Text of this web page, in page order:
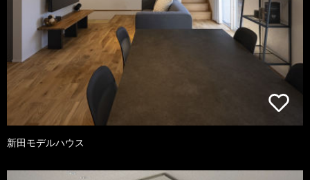
新田モデルハウス